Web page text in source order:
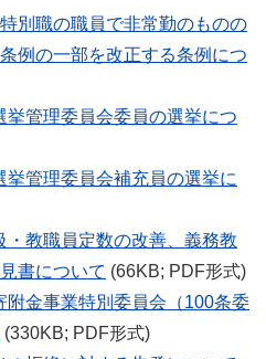
別職の職員で非常勤のものの
例の一部を改正する条例につ
管理委員会委員の選挙につ
管理委員会補充員の選挙に
教職員定数の改善、義務教
書について (66KB; PDF形式)
金事業特別委員会（100条委
(330KB; PDF形式)